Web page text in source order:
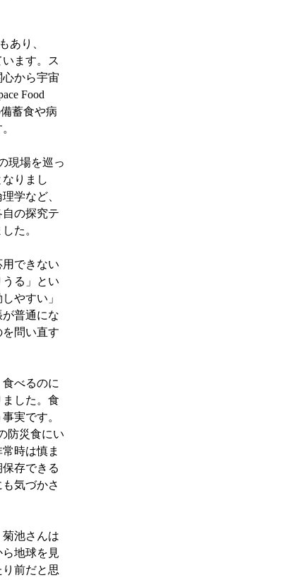
あり、
ます。ス
から宇宙
Food
蓄食や病
現場を巡っ
りまし
学など、
の探究テ
た。
できない
る」とい
やすい」
普通にな
問い直す
べるのに
した。食
実です。
防災食にい
時は慎ま
存できる
気づかさ
池さんは
地球を見
前だと思